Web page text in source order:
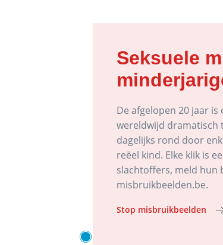
Seksuele
De afgelopen 20 jaar
wereldwijd dramatisch
dagelijks rond door
reëel kind. Elke klik is
slachtoffers, meld hun
misbruikbeelden.be.
Stop misbruikbeelden